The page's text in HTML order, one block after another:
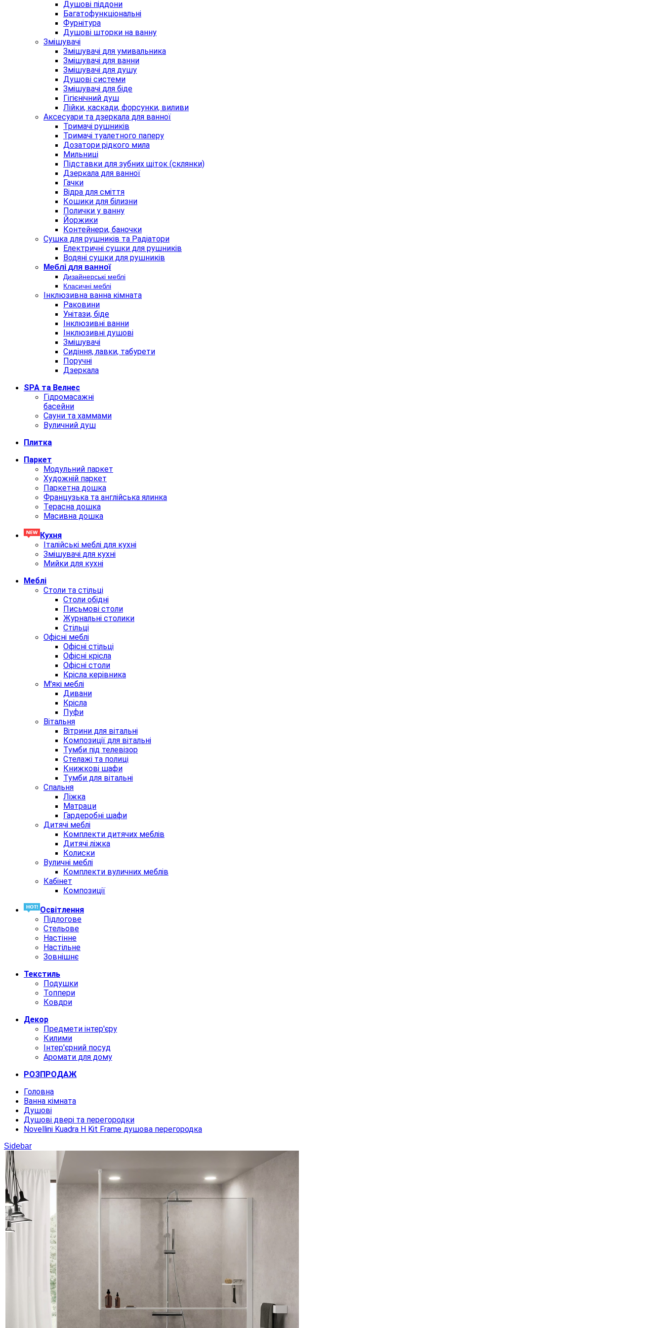
Душові піддони
Багатофункціональні
Фурнітура
Душові шторки на ванну
Змішувачі
Змішувачі для умивальника
Змішувачі для ванни
Змішувачі для душу
Душові системи
Змішувачі для біде
Гігієнічний душ
Лійки, каскади, форсунки, виливи
Аксесуари та дзеркала для ванної
Тримачі рушників
Тримачі туалетного паперу
Дозатори рідкого мила
Мильниці
Підставки для зубних щіток (склянки)
Дзеркала для ванної
Гачки
Відра для сміття
Кошики для білизни
Полички у ванну
Йоржики
Контейнери, баночки
Сушка для рушників та Радіатори
Електричні сушки для рушників
Водяні сушки для рушників
Меблi для ванної
Дизайнерські меблі
Класичні меблі
Інклюзивна ванна кімната
Раковини
Унітази, біде
Інклюзивні ванни
Інклюзивні душові
Змішувачі
Сидіння, лавки, табурети
Поручні
Дзеркала
SPA та Велнес
Гідромасажні
басейни
Сауни та хаммами
Вуличний душ
Плитка
Паркет
Модульний паркет
Художній паркет
Паркетна дошка
Французька та англійська ялинка
Терасна дошка
Масивна дошка
Кухня
Італійські меблі для кухні
Змішувачі для кухні
Мийки для кухні
Меблi
Столи та стільці
Столи обідні
Письмові столи
Журнальні столики
Стільці
Офісні меблі
Офісні стільці
Офісні крісла
Офісні столи
Крісла керівника
М'які меблі
Дивани
Крісла
Пуфи
Вітальня
Вітрини для вітальні
Композиції для вітальні
Тумби під телевізор
Стелажі та полиці
Книжкові шафи
Тумби для вітальні
Спальня
Ліжка
Матраци
Гардеробні шафи
Дитячі меблі
Комплекти дитячих меблів
Дитячі ліжка
Колиски
Вуличні меблі
Комплекти вуличних меблів
Кабінет
Композиції
Освiтлення
Підлогове
Стельове
Настінне
Настільне
Зовнішнє
Текстиль
Подушки
Топпери
Ковдри
Декор
Предмети інтер'єру
Килими
Інтер'єрний посуд
Аромати для дому
РОЗПРОДАЖ
Головна
Ванна кімната
Душові
Душові двері та перегородки
Novellini Kuadra H Kit Frame душова перегородка
Sidebar